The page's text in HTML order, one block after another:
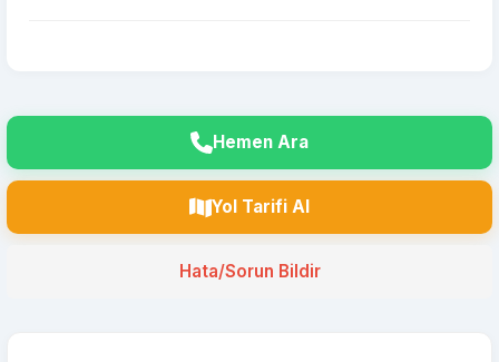
Hemen Ara
Yol Tarifi Al
Hata/Sorun Bildir